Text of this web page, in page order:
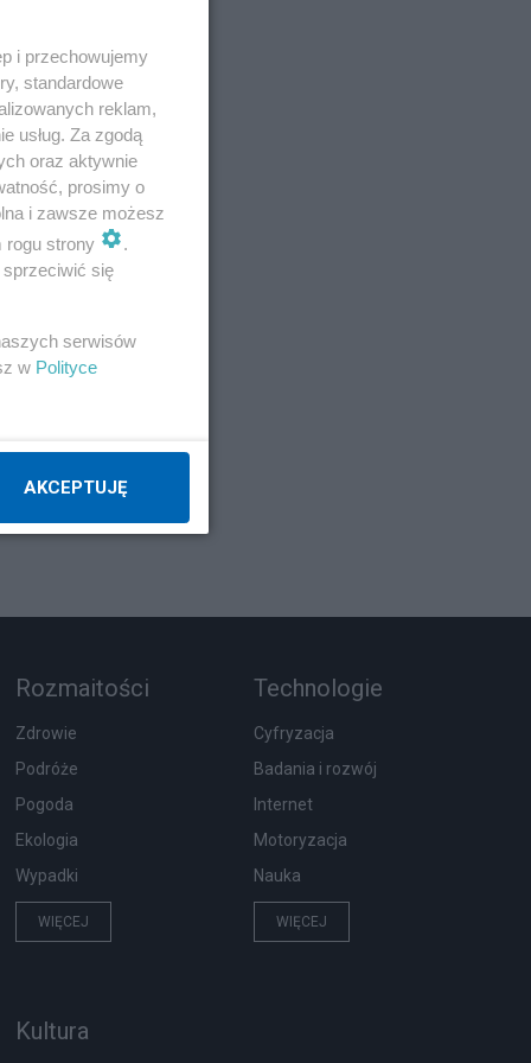
Rozmaitości
Zdrowie
Podróże
Pogoda
Ekologia
Wypadki
WIĘCEJ
Technologie
Cyfryzacja
Badania i rozwój
Internet
Motoryzacja
Nauka
WIĘCEJ
Kultura
i przechowujemy
standardowe
reklam,
usług. Za zgodą
oraz aktywnie
prosimy o
i zawsze możesz
rogu strony
.
się
serwisów
w Polityce
AKCEPTUJĘ